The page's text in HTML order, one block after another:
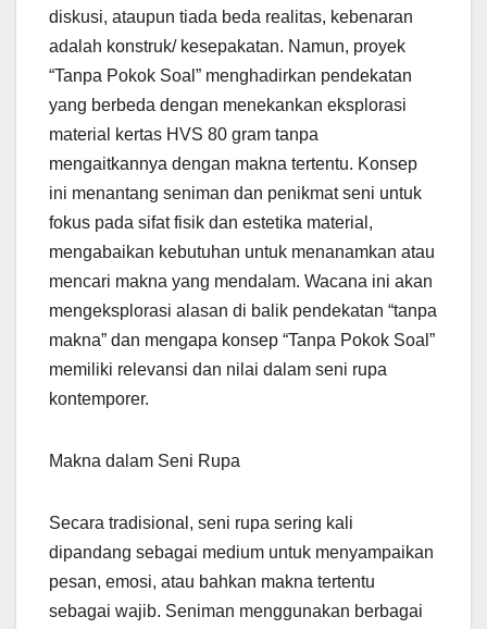
diskusi, ataupun tiada beda realitas, kebenaran
adalah konstruk/ kesepakatan. Namun, proyek
“Tanpa Pokok Soal” menghadirkan pendekatan
yang berbeda dengan menekankan eksplorasi
material kertas HVS 80 gram tanpa
mengaitkannya dengan makna tertentu. Konsep
ini menantang seniman dan penikmat seni untuk
fokus pada sifat fisik dan estetika material,
mengabaikan kebutuhan untuk menanamkan atau
mencari makna yang mendalam. Wacana ini akan
mengeksplorasi alasan di balik pendekatan “tanpa
makna” dan mengapa konsep “Tanpa Pokok Soal”
memiliki relevansi dan nilai dalam seni rupa
kontemporer.
Makna dalam Seni Rupa
Secara tradisional, seni rupa sering kali
dipandang sebagai medium untuk menyampaikan
pesan, emosi, atau bahkan makna tertentu
sebagai wajib. Seniman menggunakan berbagai